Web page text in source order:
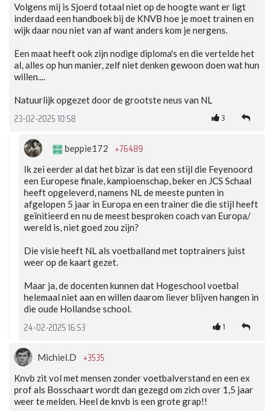
Volgens mij is Sjoerd totaal niet op de hoogte want er ligt
inderdaad een handboek bij de KNVB hoe je moet trainen en
wijk daar nou niet van af want anders kom je nergens.
Een maat heeft ook zijn nodige diploma's en die vertelde het
al, alles op hun manier, zelf niet denken gewoon doen wat hun
willen....
Natuurlijk opgezet door de grootste neus van NL
23-02-2025 10:58 3
beppie172 +76489
Ik zei eerder al dat het bizar is dat een stijl die Feyenoord
een Europese finale, kampioenschap, beker en JCS Schaal
heeft opgeleverd, namens NL de meeste punten in
afgelopen 5 jaar in Europa en een trainer die die stijl heeft
geïnitieerd en nu de meest besproken coach van Europa/
wereld is, niet goed zou zijn?
Die visie heeft NL als voetballand met toptrainers juist
weer op de kaart gezet.
Maar ja, de docenten kunnen dat Hogeschool voetbal
helemaal niet aan en willen daarom liever blijven hangen in
die oude Hollandse school.
24-02-2025 16:53 1
Michiel.D +3535
Knvb zit vol met mensen zonder voetbalverstand en een ex
prof als Bosschaart wordt dan gezegd om zich over 1,5 jaar
weer te melden. Heel de knvb is een grote grap!!